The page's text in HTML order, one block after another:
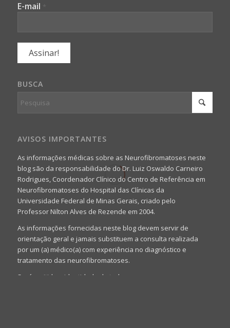
E-mail *
BUSCA
AVISOS IMPORTANTES
As informações médicas sobre as Neurofibromatoses neste
blog são da responsabilidade do Dr. Luiz Oswaldo Carneiro
Rodrigues, Coordenador Clínico do Centro de Referência em
Neurofibromatoses do Hospital das Clínicas da
Universidade Federal de Minas Gerais, criado pelo
Professor Nilton Alves de Rezende em 2004.
As informações fornecidas neste blog devem servir de
orientação geral e jamais substituem a consulta realizada
por um (a) médico(a) com experiência no diagnóstico e
tratamento das neurofibromatoses.
Será omitida a identidade de todas as pessoas que